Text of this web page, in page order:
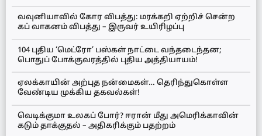
வவுனியாவில் கோர விபத்து: மரக்கறி ஏற்றிச் சென்ற
கப் வாகனம் விபத்து – இருவர் உயிரிழப்பு
104 புதிய ‘மெட்ரோ’ பஸ்கள் நாட்டை வந்தடைந்தன;
பொதுப் போக்குவரத்தில் புதிய அத்தியாயம்!
ஏலக்காயின் அற்புத நன்மைகள்… தெரிந்துகொள்ள
வேண்டிய முக்கிய தகவல்கள்!
வெடிக்குமா உலகப் போர்? ஈரான் மீது அமெரிக்காவின்
கடும் தாக்குதல் – அதிகரிக்கும் பதற்றம்